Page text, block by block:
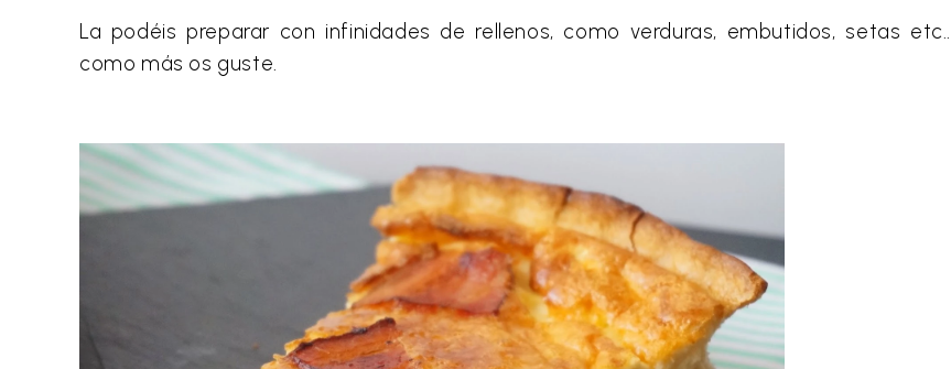
La podéis preparar con infinidades de rellenos, como verduras, embutidos, setas etc..
como más os guste.